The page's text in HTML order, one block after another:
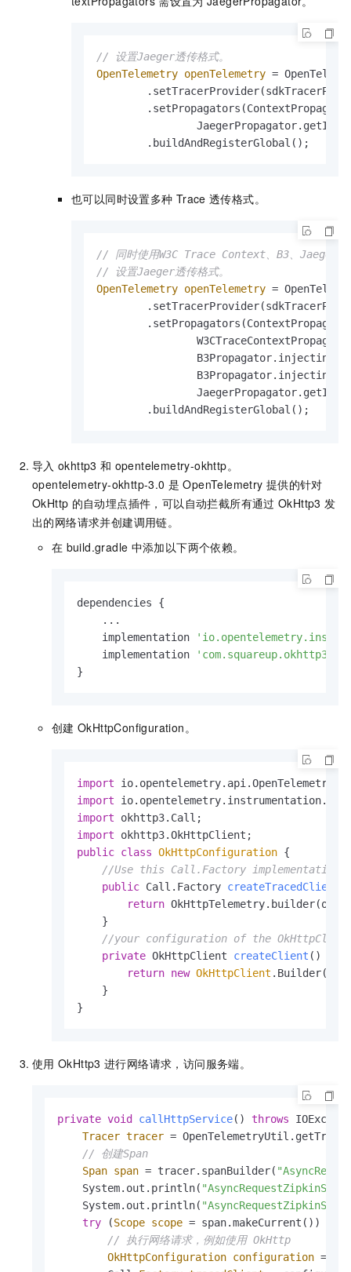
// 设置Jaeger透传格式。
OpenTelemetry openTelemetry =
        .buildAndRegisterGlobal();
也可以同时设置多种 Trace 透传格式。
// 同时使用W3C Trace Context、B3、Jaeger三
// 设置Jaeger透传格式。
OpenTelemetry openTelemetry =
        .buildAndRegisterGlobal();
导入 okhttp3 和 opentelemetry-okhttp。
opentelemetry-okhttp-3.0 是 OpenTelemetry 提供的针对
OkHttp 的自动埋点插件，可以自动拦截所有通过 OkHttp3 发
出的网络请求并创建调用链。
在 build.gradle 中添加以下两个依赖。
dependencies {
    ...
    implementation
    implementation
}
创建 OkHttpConfiguration。
import
import
import
import
public class OkHttpConfiguration {
//Use this Call.Factory
public Call.Factory createTracedClient
return
    }
//your configuration of the
private OkHttpClient createClient ()
return new OkHttpClient
    }
}
使用 OkHttp3 进行网络请求，访问服务端。
private void callHttpService() throws
Tracer tracer =
// 创建Span
Span span = tracer.spanBuilder(
    System.out.println(
    System.out.println(
try (Scope scope = span.makeCurrent()) {
// 执行网络请求，例如使用 OkHttp
OkHttpConfiguration configuration =